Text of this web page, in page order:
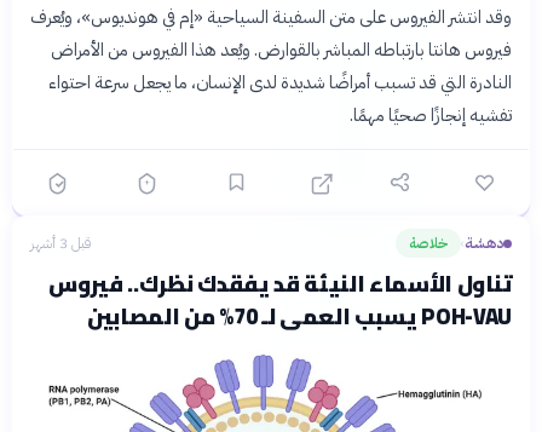
وقد انتشر الفيروس على متن السفينة السياحية «إم في هونديوس»، ويُعرف
فيروس هانتا بارتباطه المباشر بالقوارض. ويُعد هذا الفيروس من الأمراض
النادرة التي قد تسبب أمراضًا شديدة لدى الإنسان، ما يجعل سرعة احتواء
تفشيه إنجازًا صحيًا مهمًا.
دهشة› خلاصة قبل 3 أشهر
تناول الأسماء النيئة قد يفقدك نظرك.. فيروس
POH-VAU يسبب العمى لـ 70% من المصابين